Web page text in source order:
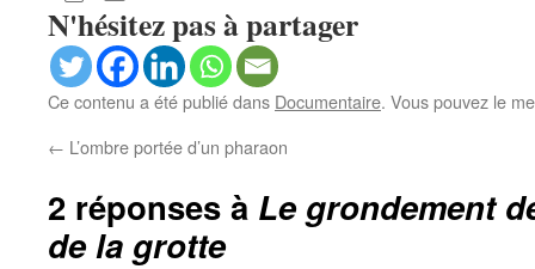
N'hésitez pas à partager
Ce contenu a été publié dans Documentaire. Vous pouvez le
← L’ombre portée d’un pharaon
2 réponses à Le grondement
de la grotte